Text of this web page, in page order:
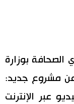
في نادي الصحافة بوزارة
عن مشروع جديد:
عبر الإنترنت